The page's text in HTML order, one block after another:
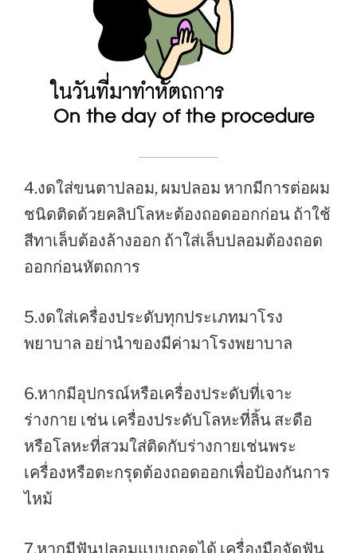
4.งดใส่ขนตาปลอม, ผมปลอม หากมีการต่อผม
ชนิดติดด้วยคลิปโลหะต้องถอดออกก่อน ถ้าใช้
สีทาเล็บต้องล้างออก ถ้าใส่เล็บปลอมต้องถอด
ออกก่อนหัตถการ
5.งดใส่เครื่องประดับทุกประเภทมาโรง
พยาบาล อย่านำของมีค่ามาโรงพยาบาล
6.หากมีอุปกรณ์หรือเครื่องประดับที่เจาะ
ร่างกาย เช่น เครื่องประดับโลหะที่ลิ้น สะดือ
หรือโลหะที่สวมใส่ติดกับร่างกายเช่นพระ
เครื่องหรือตะกรุดต้องถอดออกเพื่อป้องกันการ
ไหม้